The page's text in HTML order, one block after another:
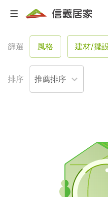
篩選 風格 建材/擺
格局 坪數
服務
排序